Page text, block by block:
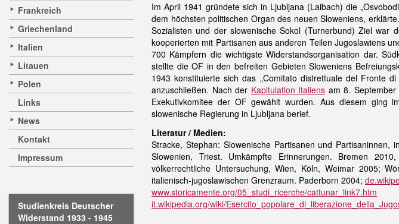
Frankreich
Griechenland
Italien
Litauen
Polen
Links
News
Kontakt
Impressum
Studienkreis Deutscher
Widerstand 1933 - 1945
Im April 1941 gründete sich in Ljubljana (Laibach) die
dem höchsten politischen Organ des neuen Sloweniens,
Sozialisten und der slowenische Sokol (Turnerbund) Ziel
kooperierten mit Partisanen aus anderen Teilen Jugoslawiens
700 Kämpfern die wichtigste Widerstandsorganisation dar.
stellte die OF in den befreiten Gebieten Sloweniens
1943 konstituierte sich das „Comitato distrettuale del Fronte
anzuschließen. Nach der Kapitulation Italiens am 8.
Exekutivkomitee der OF gewählt wurden. Aus diesem ging
slowenische Regierung in Ljubljana berief.
Literatur / Medien:
Stracke, Stephan: Slowenische Partisanen und
Slowenien, Triest. Umkämpfte Erinnerungen. Bremen
völkerrechtliche Untersuchung, Wien, Köln, Weimar 2005;
italienisch-jugoslawischen Grenzraum. Paderborn 2004;
www.storicamente.org/05_studi_ricerche/cattunar_link7.htm
it.wikipedia.org/wiki/